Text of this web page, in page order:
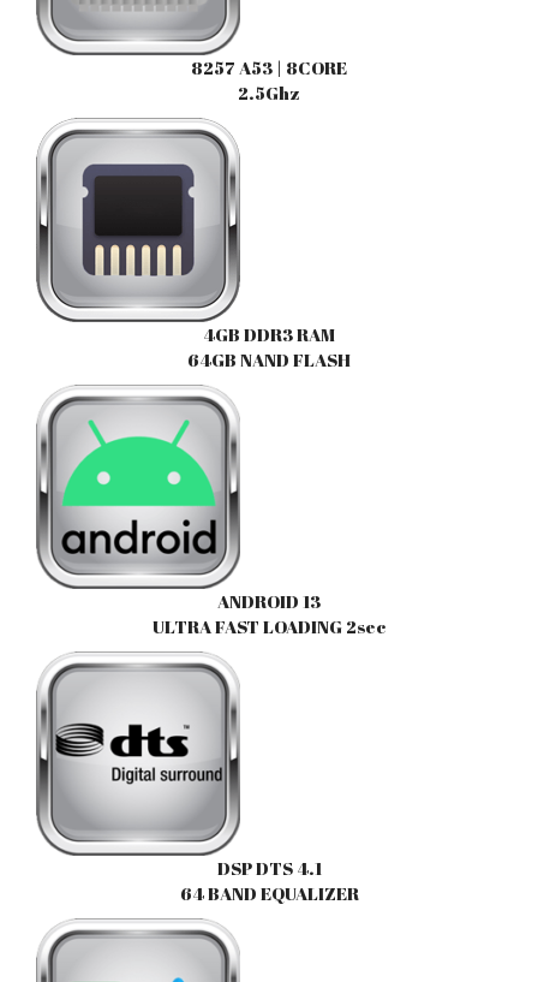
ποσότητα
8257 A53 | 8CORE
2.5Ghz
4GB DDR3 RAM
64GB NAND FLASH
ANDROID 13
ULTRA FAST LOADING 2sec
DSP DTS 4.1
64 BAND EQUALIZER